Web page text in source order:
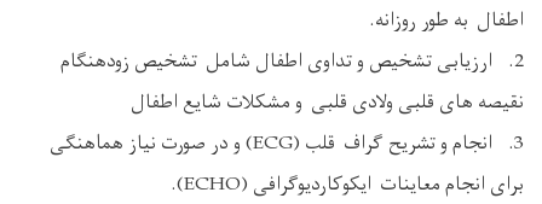
اطفال به‌ طور روزانه.
2. ارزیابی تشخیص و تداوی اطفال شامل تشخیص زودهنگام
نقیصه های قلبی ولادی قلبی و مشکلات شایع اطفال
3. انجام و تشریح گراف قلب (ECG) و در صورت نیاز هماهنگی
برای انجام معاینات ایکوکاردیوگرافی (ECHO).